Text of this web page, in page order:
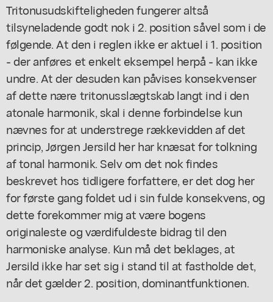
Tritonusudskifteligheden fungerer altså
tilsyneladende godt nok i 2. position såvel som i de
følgende. At den i reglen ikke er aktuel i 1. position
- der anføres et enkelt eksempel herpå - kan ikke
undre. At der desuden kan påvises konsekvenser
af dette nære tritonusslægtskab langt ind i den
atonale harmonik, skal i denne forbindelse kun
nævnes for at understrege rækkevidden af det
princip, Jørgen Jersild her har knæsat for tolkning
af tonal harmonik. Selv om det nok findes
beskrevet hos tidligere forfattere, er det dog her
for første gang foldet ud i sin fulde konsekvens, og
dette forekommer mig at være bogens
originaleste og værdifuldeste bidrag til den
harmoniske analyse. Kun må det beklages, at
Jersild ikke har set sig i stand til at fastholde det,
når det gælder 2. position, dominantfunktionen.